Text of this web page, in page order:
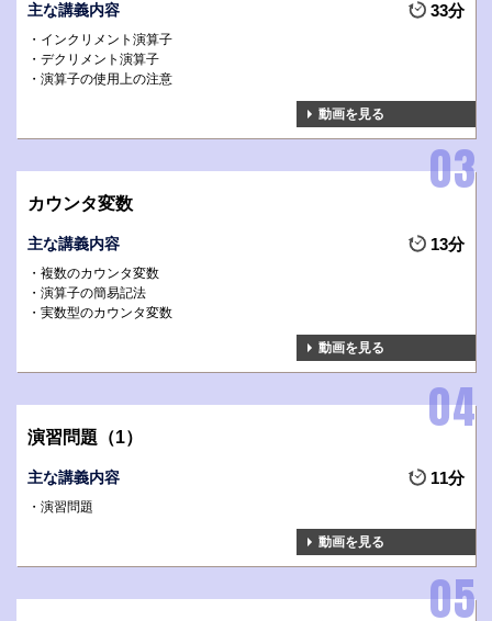
主な講義内容 33分
インクリメント演算子
デクリメント演算子
演算子の使用上の注意
動画を見る
カウンタ変数
主な講義内容 13分
複数のカウンタ変数
演算子の簡易記法
実数型のカウンタ変数
動画を見る
演習問題（1）
主な講義内容 11分
演習問題
動画を見る